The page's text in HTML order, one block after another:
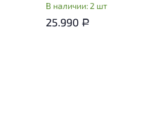
В наличии: 2 шт
25.990 Р